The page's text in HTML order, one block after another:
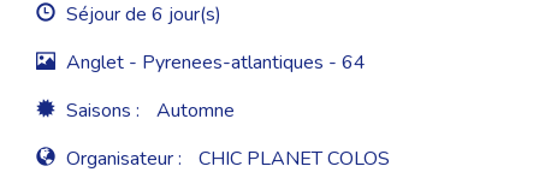
Séjour de 6 jour(s)
Anglet - Pyrenees-atlantiques - 64
Saisons :
Automne
Organisateur :
CHIC PLANET COLOS